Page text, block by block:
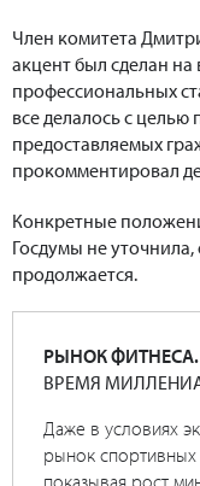
Член комитета
акцент был сделан
профессиональных
все делалось с
предоставляемых
прокомментировал
Конкретные
Госдумы не
продолжается.
РЫНОК ФИТНЕСА.
ВРЕМЯ
Даже в условиях
рынок спортивных
показывая рост